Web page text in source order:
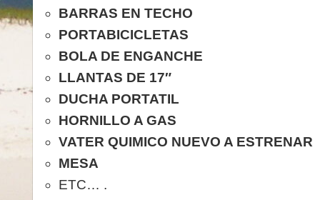
BARRAS EN TECHO
PORTABICICLETAS
BOLA DE ENGANCHE
LLANTAS DE 17″
DUCHA PORTATIL
HORNILLO A GAS
VATER QUIMICO NUEVO A ESTRENAR
MESA
ETC… .